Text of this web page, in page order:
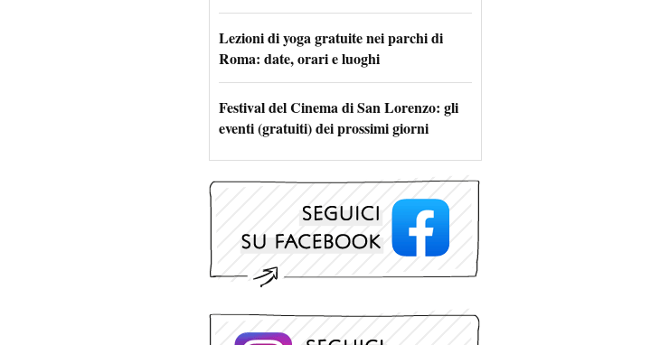
Lezioni di yoga gratuite nei parchi di
Roma: date, orari e luoghi
Festival del Cinema di San Lorenzo: gli
eventi (gratuiti) dei prossimi giorni